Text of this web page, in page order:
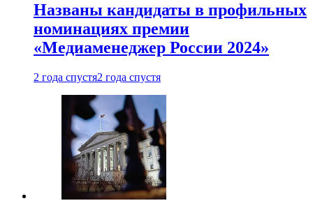
Названы кандидаты в профильных
номинациях премии
«Медиаменеджер России 2024»
2 года спустя2 года спустя